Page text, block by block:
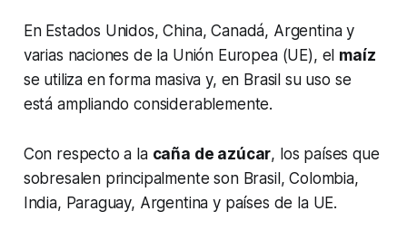
En Estados Unidos, China, Canadá, Argentina y
varias naciones de la Unión Europea (UE), el maíz
se utiliza en forma masiva y, en Brasil su uso se
está ampliando considerablemente.
Con respecto a la caña de azúcar, los países que
sobresalen principalmente son Brasil, Colombia,
India, Paraguay, Argentina y países de la UE.